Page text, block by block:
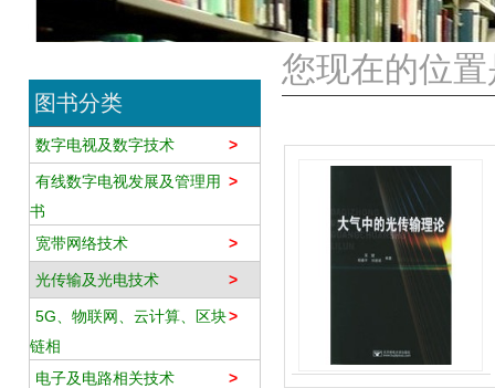
图书分类
>
数字电视及数字技术
>
有线数字电视发展及管理用
书
>
宽带网络技术
>
光传输及光电技术
>
5G、物联网、云计算、区块
链相
>
电子及电路相关技术
您现在的位